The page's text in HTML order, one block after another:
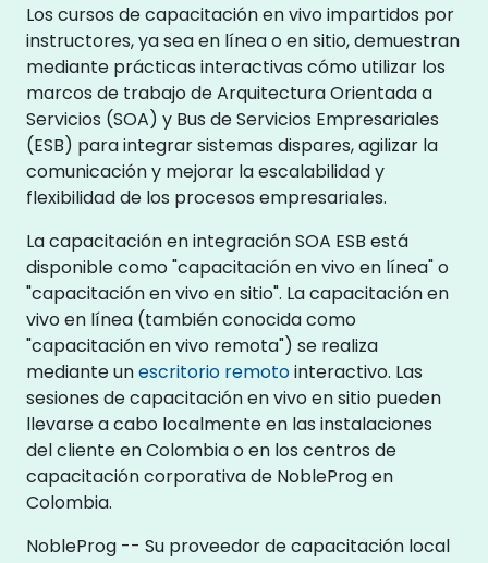
Los cursos de capacitación en vivo impartidos por
instructores, ya sea en línea o en sitio, demuestran
mediante prácticas interactivas cómo utilizar los
marcos de trabajo de Arquitectura Orientada a
Servicios (SOA) y Bus de Servicios Empresariales
(ESB) para integrar sistemas dispares, agilizar la
comunicación y mejorar la escalabilidad y
flexibilidad de los procesos empresariales.
La capacitación en integración SOA ESB está
disponible como "capacitación en vivo en línea" o
"capacitación en vivo en sitio". La capacitación en
vivo en línea (también conocida como
"capacitación en vivo remota") se realiza
mediante unescritorio remotointeractivo. Las
sesiones de capacitación en vivo en sitio pueden
llevarse a cabo localmente en las instalaciones
del cliente en Colombia o en los centros de
capacitación corporativa de NobleProg en
Colombia.
NobleProg -- Su proveedor de capacitación local